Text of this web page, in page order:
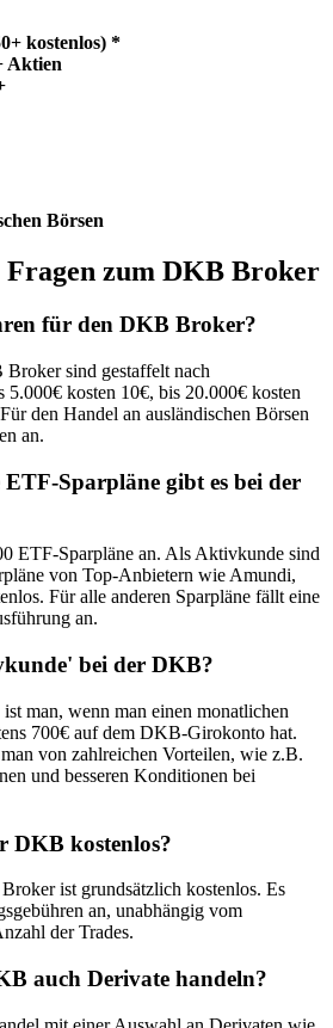
kostenlos) *
Aktien
Börsen
Fragen zum DKB Broker
für den DKB Broker?
sind gestaffelt nach
5.000€ kosten 10€, bis 20.000€ kosten
den Handel an ausländischen Börsen
an.
ETF-Sparpläne gibt es bei der
ETF-Sparpläne an. Als Aktivkunde sind
von Top-Anbietern wie Amundi,
Für alle anderen Sparpläne fällt eine
an.
bei der DKB?
man, wenn man einen monatlichen
700€ auf dem DKB-Girokonto hat.
von zahlreichen Vorteilen, wie z.B.
und besseren Konditionen bei
DKB kostenlos?
ist grundsätzlich kostenlos. Es
an, unabhängig vom
der Trades.
auch Derivate handeln?